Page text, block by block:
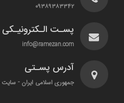
۰۹۳۸۹۳۸۳۳۴۲
پسـت الـکترونیـکی
info@ramezan.com
آدرس پسـتی
جمهوری اسلامی ایران -